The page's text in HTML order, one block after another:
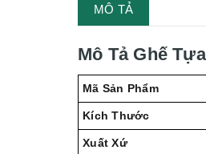
MÔ TẢ
Mô Tả Ghế
Mã Sản Phẩm
Kích Thước
Xuất Xứ